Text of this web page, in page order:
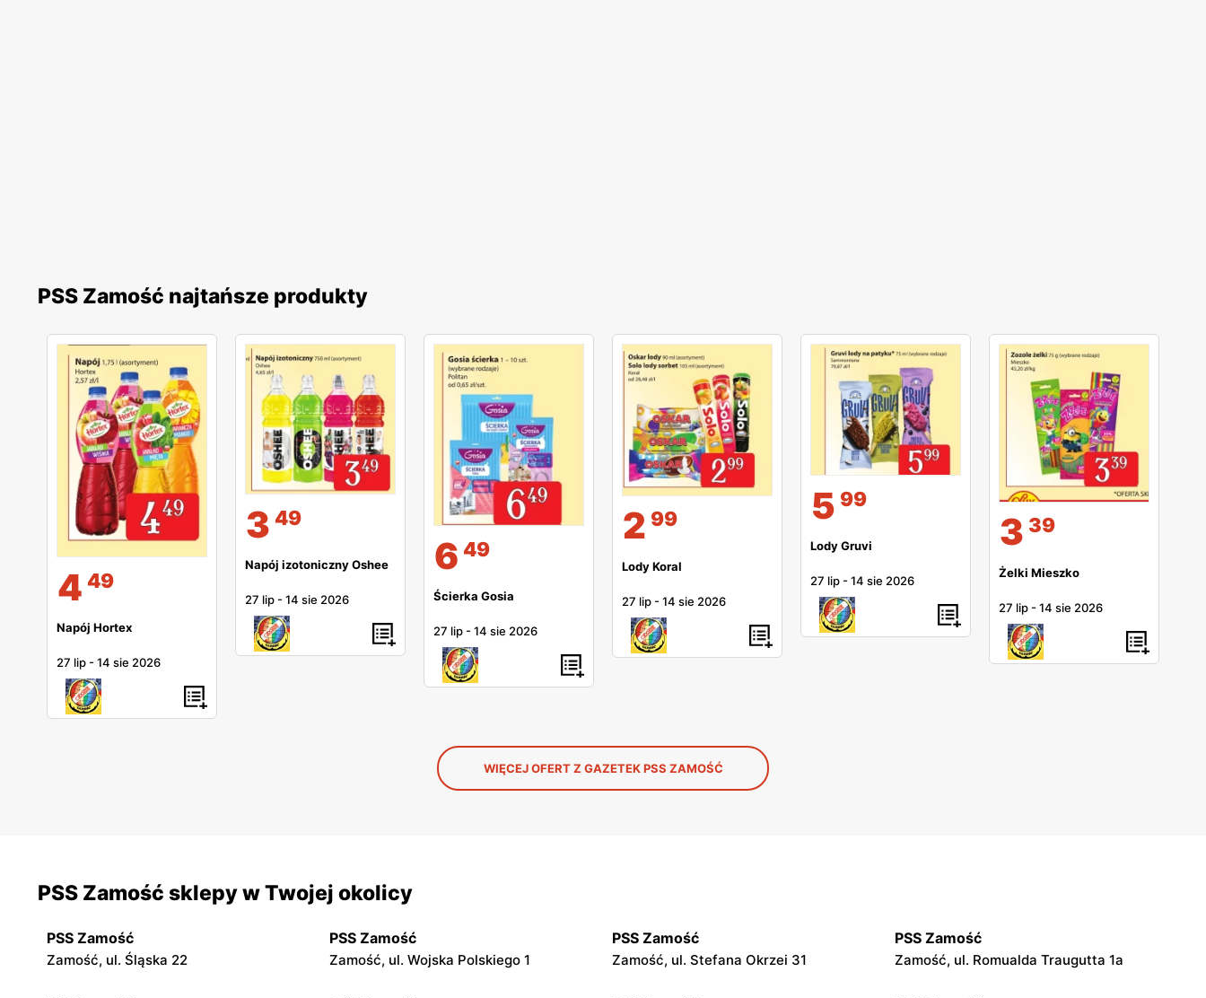
PSS Zamość najtańsze produkty
4 49
Napój Hortex
27 lip -14 sie 2026
3 49
Napój izotoniczny Oshee
27 lip -14 sie 2026
6 49
Ścierka Gosia
27 lip -14 sie 2026
2 99
Lody Koral
27 lip -14 sie 2026
5 99
Lody Gruvi
27 lip -14 sie 2026
3 39
Żelki Mieszko
27 lip -14 sie 2026
WIĘCEJ OFERT Z GAZETEK PSS ZAMOŚĆ
PSS Zamość sklepy w Twojej okolicy
PSS Zamość
Zamość, ul. Śląska 22
PSS Zamość
Zamość, ul. Wojska Polskiego 1
PSS Zamość
Zamość, ul. Stefana Okrzei 31
PSS Zamość
Zamość, ul. Romualda Traugutta 1a